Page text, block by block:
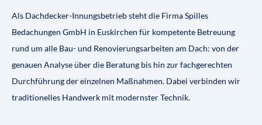
Als Dachdecker-Innungsbetrieb steht die Firma Spilles
Bedachungen GmbH in Euskirchen für kompetente Betreuung
rund um alle Bau- und Renovierungsarbeiten am Dach: von der
genauen Analyse über die Beratung bis hin zur fachgerechten
Durchführung der einzelnen Maßnahmen. Dabei verbinden wir
traditionelles Handwerk mit modernster Technik.